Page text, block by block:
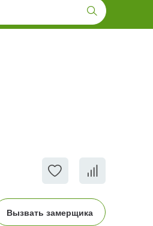
Вызвать замерщика